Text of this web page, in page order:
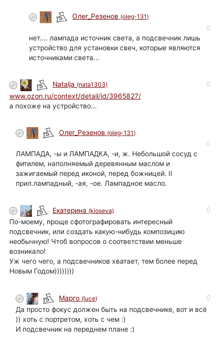
Олег_Резенов (oleg-131)
0
нет.... лампада источник света, а подсвечник лишь
устройство для установки свеч, которые являются
источниками света...
Natalja (nata1303)
0
www.ozon.ru/context/detail/id/3965827/
а похоже на устройство...
Олег_Резенов (oleg-131)
0
ЛАМПАДА, -ы и ЛАМПАДКА, -и, ж. Небольшой сосуд с
фитилем, наполняемый деревянным маслом и
зажигаемый перед иконой, перед божницей. II
прил.лампадный, -ая, -ое. Лампадное масло.
Екатерина (kioseva)
0
По-моему, проще сфотографировать интересный
подсвечник, или создать какую-нибудь композицию
необычную! Чтоб вопросов о соответствии меньше
возникало!
Уж чего чего, а подсвечников хватает, тем более перед
Новым Годом))))))))
Марго (luce)
0
Да просто фокус должен быть на подсвечнике, вот и всё
)) хоть с портретом, хоть с чем :)
И подсвечник на переднем плане :)